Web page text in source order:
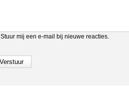
Stuur mij een e-mail bij nieuwe reacties.